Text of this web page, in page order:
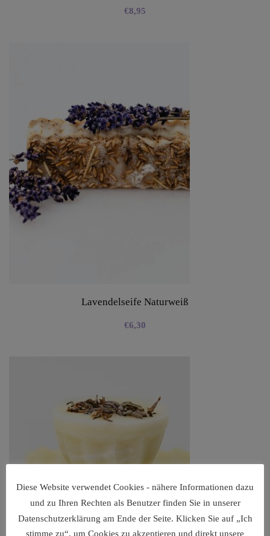
€8,95
Lavendelseife Naturweiß
€6,30
Diese Website verwendet Cookies - nähere Informationen dazu
und zu Ihren Rechten als Benutzer finden Sie in unserer
Datenschutzerklärung am Ende der Seite. Klicken Sie auf „Ich
stimme zu“, um Cookies zu akzeptieren und direkt unsere